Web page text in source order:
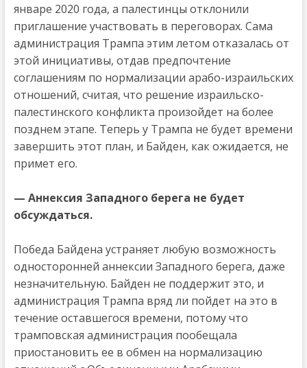
январе 2020 года, а палестинцы отклонили
приглашение участвовать в переговорах. Сама
администрация Трампа этим летом отказалась от
этой инициативы, отдав предпочтение
соглашениям по нормализации арабо-израильских
отношений, считая, что решение израильско-
палестинского конфликта произойдет на более
позднем этапе. Теперь у Трампа не будет времени
завершить этот план, и Байден, как ожидается, не
примет его.
— Аннексия Западного берега не будет
обсуждаться.
Победа Байдена устраняет любую возможность
односторонней аннексии Западного берега, даже
незначительную. Байден не поддержит это, и
администрация Трампа вряд ли пойдет на это в
течение оставшегося времени, потому что
трамповская администрация пообещала
приостановить ее в обмен на нормализацию